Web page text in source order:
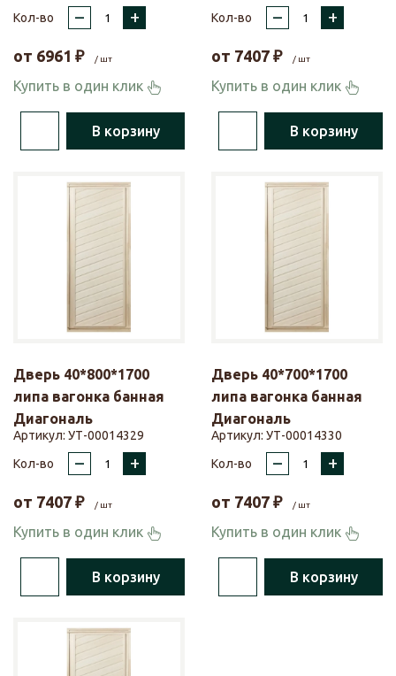
Кол-во
– +
от 6961 ₽ / шт
Купить в один клик
В корзину
Кол-во
– +
от 7407 ₽ / шт
Купить в один клик
В корзину
Дверь 40*800*1700
липа вагонка банная
Диагональ
Артикул: УТ-00014329
Кол-во
– +
от 7407 ₽ / шт
Купить в один клик
В корзину
Дверь 40*700*1700
липа вагонка банная
Диагональ
Артикул: УТ-00014330
Кол-во
– +
от 7407 ₽ / шт
Купить в один клик
В корзину